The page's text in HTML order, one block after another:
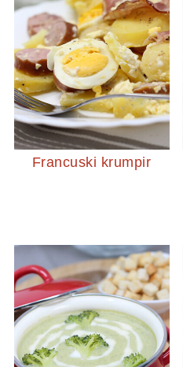
Francuski krumpir